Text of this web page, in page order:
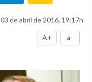
03 de abril de 2016, 19:17h
A+ a-